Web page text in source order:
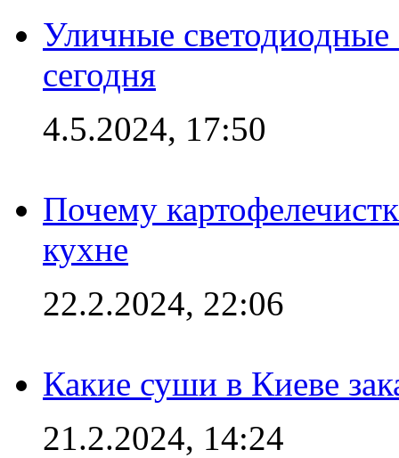
Уличные
сегодня
4.5.2024, 17:50
Почему
кухне
22.2.2024, 22:06
Какие суши в Киеве
21.2.2024, 14:24